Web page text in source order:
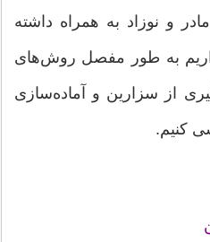
و نوزاد به همراه داشته
به طور مفصل روش‌های
از سزارین و آماده‌سازی
کنیم.